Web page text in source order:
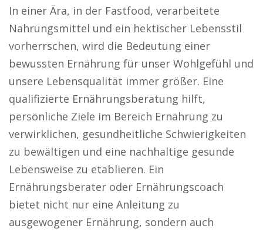
In einer Ära, in der Fastfood, verarbeitete
Nahrungsmittel und ein hektischer Lebensstil
vorherrschen, wird die Bedeutung einer
bewussten Ernährung für unser Wohlgefühl und
unsere Lebensqualität immer größer. Eine
qualifizierte Ernährungsberatung hilft,
persönliche Ziele im Bereich Ernährung zu
verwirklichen, gesundheitliche Schwierigkeiten
zu bewältigen und eine nachhaltige gesunde
Lebensweise zu etablieren. Ein
Ernährungsberater oder Ernährungscoach
bietet nicht nur eine Anleitung zu
ausgewogener Ernährung, sondern auch